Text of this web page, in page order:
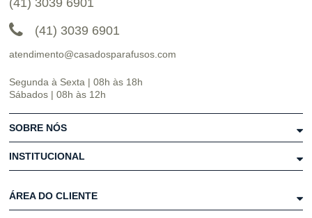
(41) 3039 6901
(41) 3039 6901
atendimento@casadosparafusos.com
Segunda à Sexta | 08h às 18h
Sábados | 08h às 12h
SOBRE NÓS
INSTITUCIONAL
ÁREA DO CLIENTE